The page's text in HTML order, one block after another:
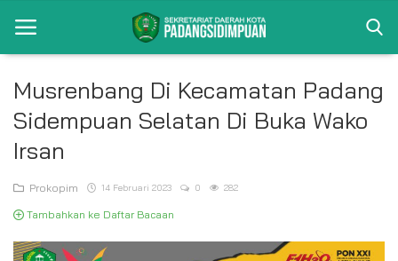
Beranda
Album
Visi Misi
Musrenbang Di Kecamatan Padang
Sidempuan Selatan Di Buka Wako
Irsan
Prokopim 14 Februari 2023 0 282
Tambahkan ke Daftar Bacaan